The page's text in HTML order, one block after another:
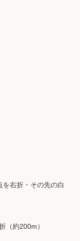
右折・その先の白
（約200m）